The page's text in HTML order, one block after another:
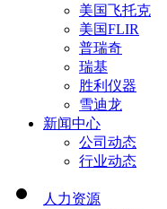
美国飞托克
美国FLIR
普瑞奇
瑞基
胜利仪器
雪迪龙
新闻中心
公司动态
行业动态
人力资源